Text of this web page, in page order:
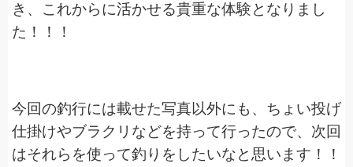
き、これからに活かせる貴重な体験となりまし
た！！！
今回の釣行には載せた写真以外にも、ちょい投げ
仕掛けやブラクリなどを持って行ったので、次回
はそれらを使って釣りをしたいなと思います！！